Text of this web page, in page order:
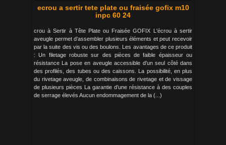
ecrou a sertir tete plate ou fraisée gofix m10
inpc 60 24
crou à Sertir à Tête Plate ou Fraisée GOFIX L'écrou à sertir
aveugle permet d’assembler plusieurs éléments et peut recevoir
par la suite des vis ou des boulons. Les avantages de ce produit
: Un filetage robuste sur des pièces de faible épaisseur ou
résistance La pose en aveugle accessible d’un seul côté dans
des profilés, des tubes ou des caissons. La possibilité, en plus
du rivetage aveugle, de combinaisons de rivetage et de vissage
de plusieurs pièces La garantie d’une résistance à des couples
de serrage élevés Aucun endommagement de la (...)